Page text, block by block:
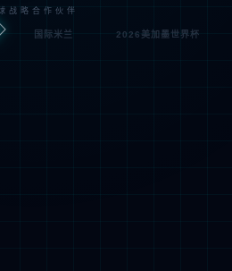
request does not exist！